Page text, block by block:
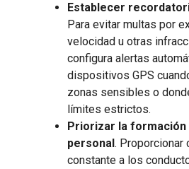
Establecer
Para evitar multas por
velocidad u otras
configura alertas
dispositivos GPS
zonas sensibles o
límites estrictos.
Priorizar la formación
personal . Proporcionar
constante a los